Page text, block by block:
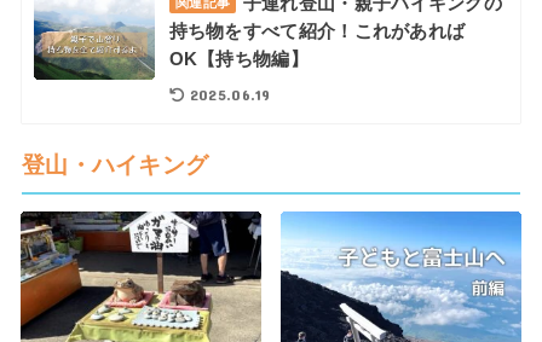
持ち物をすべて紹介！これがあれば
OK【持ち物編】
2025.06.19
登山・ハイキング